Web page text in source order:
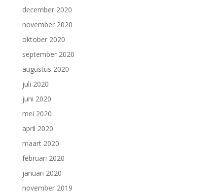
december 2020
november 2020
oktober 2020
september 2020
augustus 2020
juli 2020
juni 2020
mei 2020
april 2020
maart 2020
februari 2020
januari 2020
november 2019